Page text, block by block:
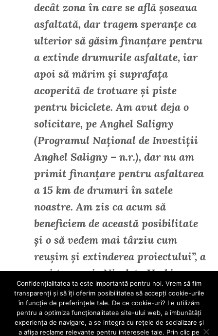
decât zona în care se află șoseaua
asfaltată, dar tragem speranțe ca
ulterior să găsim finanțare pentru
a extinde drumurile asfaltate, iar
apoi să mărim și suprafața
acoperită de trotuare și piste
pentru biciclete. Am avut deja o
solicitare, pe Anghel Saligny
(Programul Național de Investiții
Anghel Saligny – n.r.), dar nu am
primit finanțare pentru asfaltarea
a 15 km de drumuri în satele
noastre. Am zis ca acum să
beneficiem de această posibilitate
și o să vedem mai târziu cum
reușim și extinderea proiectului”, a
mai transmis Nicoleta Vrabie.
Sursa: www.ctnews.ro
Share:
Confidenţialitatea ta este importantă pentru noi. Vrem să fim
transparenţi și să îţi oferim posibilitatea să accepţi cookie-urile
în funcţie de preferinţele tale. De ce cookie-uri? Le utilizăm
pentru a optimiza funcţionalitatea site-ului web, a îmbunătăţi
experienţa de navigare, a se integra cu reţele de socializare şi
a afişa reclame relevante pentru interesele tale. Prin clic pe